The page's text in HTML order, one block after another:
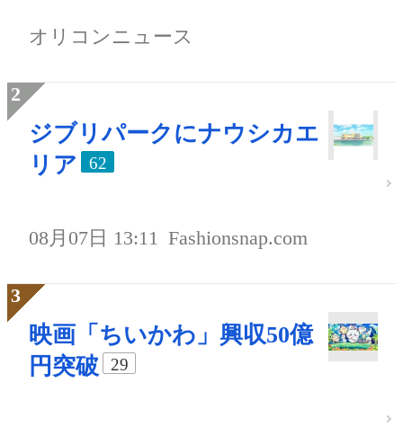
オリコンニュース
ジブリパークにナウシカエ
リア
62
08月07日 13:11 Fashionsnap.com
映画「ちいかわ」興収50億
円突破
29